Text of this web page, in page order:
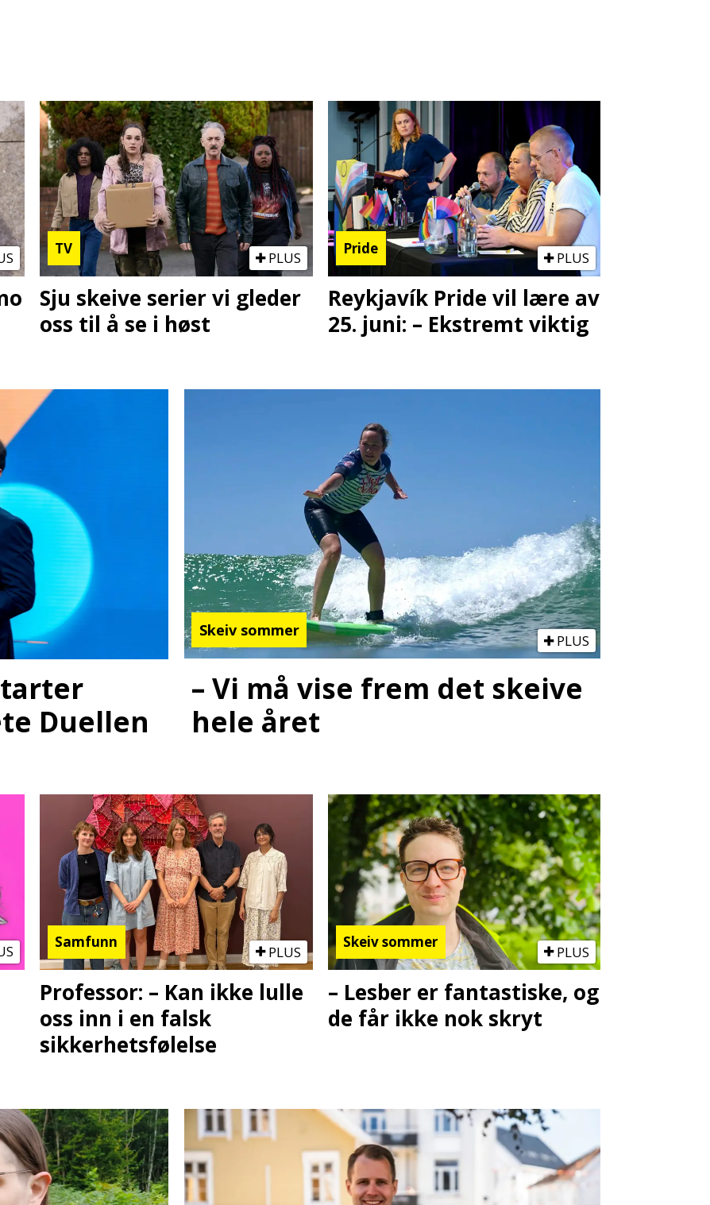
TV
PLUS
Sju skeive serier vi gleder
oss til å se i høst
Pride
PLUS
Reykjavík Pride vil lære av
25. juni: – Ekstremt viktig
Duellen
Skeiv sommer
PLUS
– Vi må vise frem det skeive
hele året
Samfunn
PLUS
Professor: – Kan ikke lulle
oss inn i en falsk
sikkerhetsfølelse
Skeiv sommer
PLUS
– Lesber er fantastiske, og
de får ikke nok skryt